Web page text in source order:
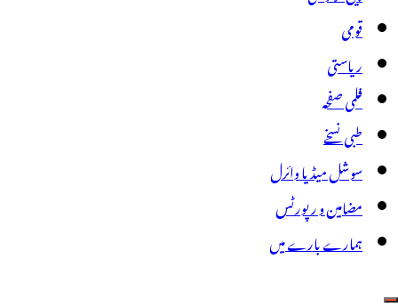
قومی
ریاستی
فلمی صفحہ
طبی نسخے
سوشل میڈیا وائرل
مضامین و رپورٹس
ہمارے بارے میں